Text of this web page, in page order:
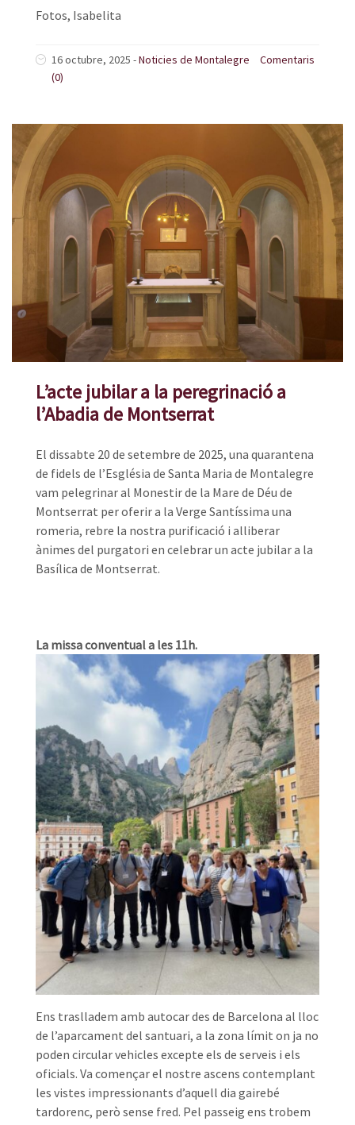
Fotos, Isabelita
16 octubre, 2025 -Noticies de Montalegre
Comentaris
(0)
L’acte jubilar a la peregrinació a
l’Abadia de Montserrat
El dissabte 20 de setembre de 2025, una quarantena
de fidels de l’Església de Santa Maria de Montalegre
vam pelegrinar al Monestir de la Mare de Déu de
Montserrat per oferir a la Verge Santíssima una
romeria, rebre la nostra purificació i alliberar
ànimes del purgatori en celebrar un acte jubilar a la
Basílica de Montserrat.
La missa conventual a les 11h.
Ens traslladem amb autocar des de Barcelona al lloc
de l’aparcament del santuari, a la zona límit on ja no
poden circular vehicles excepte els de serveis i els
oficials. Va començar el nostre ascens contemplant
les vistes impressionants d’aquell dia gairebé
tardorenc, però sense fred. Pel passeig ens trobem